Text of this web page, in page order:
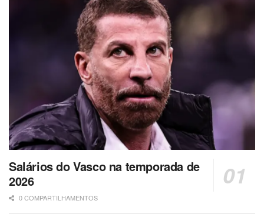
Salários do Vasco na temporada de
2026
0 COMPARTILHAMENTOS